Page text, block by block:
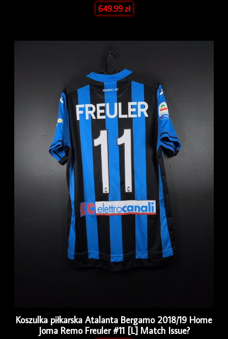
649.99zł
Koszulka piłkarska Atalanta Bergamo 2018/19 Home
Joma Remo Freuler #11 [L] Match Issue?